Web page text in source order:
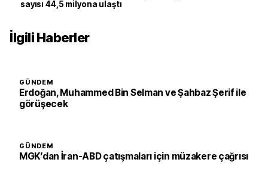
sayısı 44,5 milyona ulaştı
İlgili Haberler
GÜNDEM
Erdoğan, Muhammed Bin Selman ve Şahbaz Şerif ile
görüşecek
GÜNDEM
MGK’dan İran-ABD çatışmaları için müzakere çağrısı